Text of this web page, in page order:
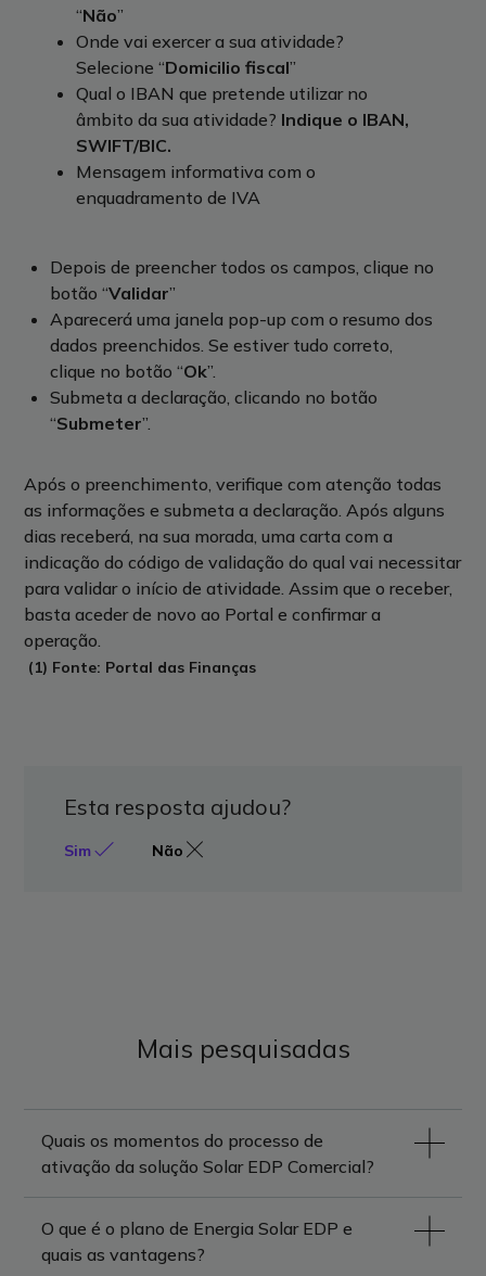
“Não”
Onde vai exercer a sua atividade?
Selecione “Domicilio fiscal”
Qual o IBAN que pretende utilizar no
âmbito da sua atividade? Indique o IBAN,
SWIFT/BIC.
Mensagem informativa com o
enquadramento de IVA
Depois de preencher todos os campos, clique no
botão “Validar”
Aparecerá uma janela pop-up com o resumo dos
dados preenchidos. Se estiver tudo correto,
clique no botão “Ok”.
Submeta a declaração, clicando no botão
“Submeter”.
Após o preenchimento, verifique com atenção todas
as informações e submeta a declaração. Após alguns
dias receberá, na sua morada, uma carta com a
indicação do código de validação do qual vai necessitar
para validar o início de atividade. Assim que o receber,
basta aceder de novo ao Portal e confirmar a
operação.
(1) Fonte: Portal das Finanças
Esta resposta ajudou?
Sim Não
Mais pesquisadas
Quais os momentos do processo de
ativação da solução Solar EDP Comercial?
O que é o plano de Energia Solar EDP e
quais as vantagens?